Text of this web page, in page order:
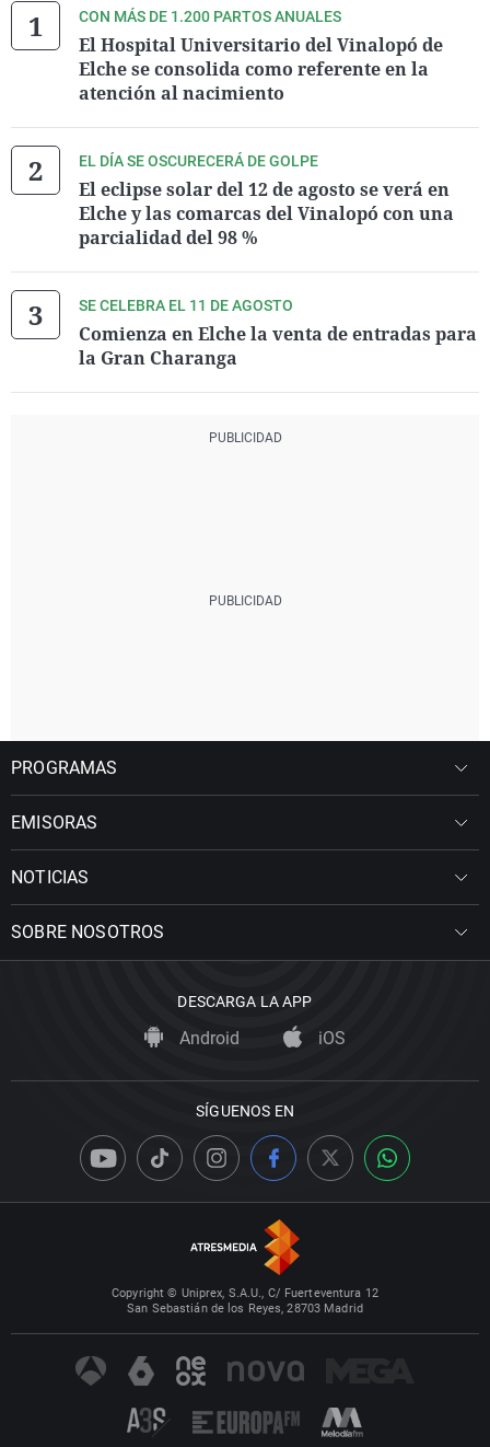
CON MÁS DE 1.200 PARTOS ANUALES
El Hospital Universitario del Vinalopó de
Elche se consolida como referente en la
atención al nacimiento
EL DÍA SE OSCURECERÁ DE GOLPE
El eclipse solar del 12 de agosto se verá en
Elche y las comarcas del Vinalopó con una
parcialidad del 98 %
SE CELEBRA EL 11 DE AGOSTO
Comienza en Elche la venta de entradas para
la Gran Charanga
PROGRAMAS
EMISORAS
NOTICIAS
SOBRE NOSOTROS
DESCARGA LA APP
Android iOS
SÍGUENOS EN
Copyright © Uniprex, S.A.U., C/ Fuerteventura 12
San Sebastián de los Reyes, 28703 Madrid